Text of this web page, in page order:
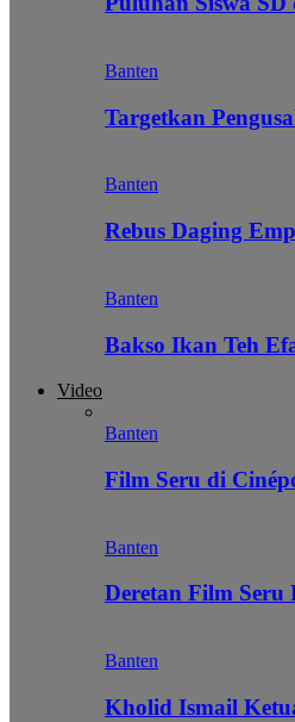
Banten
Targetkan
Banten
Rebus Daging
Banten
Bakso Ikan Teh
Video
Banten
Film Seru di
Banten
Deretan Film Seru
Banten
Kholid Ismail